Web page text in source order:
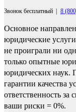
Звонок бесплатный 8
Основное
юридические
не проиграли ни
только опытные
юридических наук.
гарантии качества
ответственность за
ваши риски = 0%.